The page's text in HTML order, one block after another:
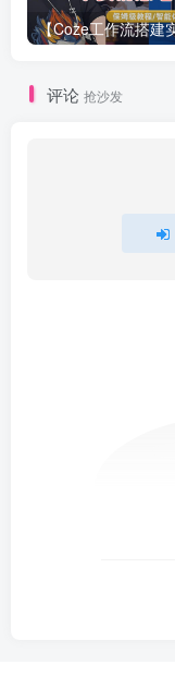
评论 抢沙发